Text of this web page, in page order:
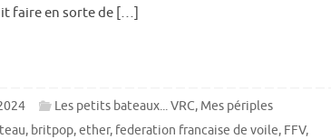
faire en sorte de […]
Les petits bateaux... VRC, Mes périples
, britpop,ether, federation francaise de voile, FFV,